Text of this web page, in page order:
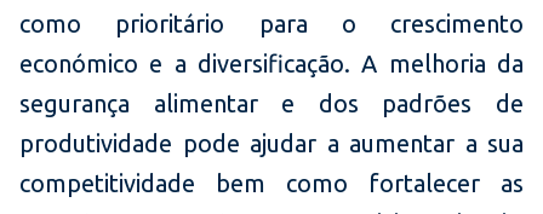
como prioritário para o crescimento
económico e a diversificação. A melhoria da
segurança alimentar e dos padrões de
produtividade pode ajudar a aumentar a sua
competitividade bem como fortalecer as